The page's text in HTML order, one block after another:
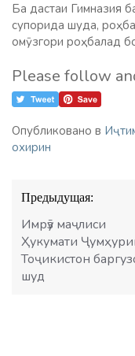
Ба дастаи Гимназия
супорида шуда,
омӯзгори роҳбалад
Please follow
Опубликовано в
охирин
Навигация
по
записям
Предыдущая:
Имрӯз маҷлиси
Ҳукумати
Тоҷикистон
шуд